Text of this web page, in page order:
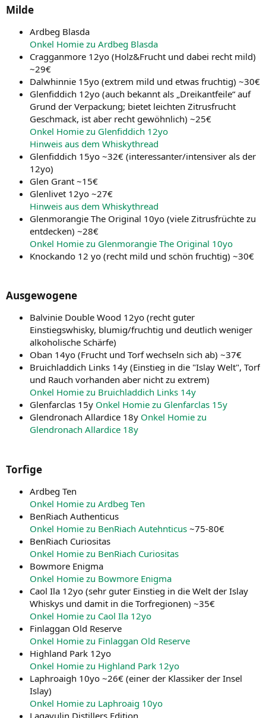
Milde​
Ardbeg Blasda
Onkel Homie zu Ardbeg Blasda
Cragganmore 12yo (Holz&Frucht und dabei recht mild)
~29€
Dalwhinnie 15yo (extrem mild und etwas fruchtig) ~30€
Glenfiddich 12yo (auch bekannt als „Dreikantfeile“ auf
Grund der Verpackung; bietet leichten Zitrusfrucht
Geschmack, ist aber recht gewöhnlich) ~25€
Onkel Homie zu Glenfiddich 12yo
Hinweis aus dem Whiskythread
Glenfiddich 15yo ~32€ (interessanter/intensiver als der
12yo)
Glen Grant ~15€
Glenlivet 12yo ~27€
Hinweis aus dem Whiskythread
Glenmorangie The Original 10yo (viele Zitrusfrüchte zu
entdecken) ~28€
Onkel Homie zu Glenmorangie The Original 10yo
Knockando 12 yo (recht mild und schön fruchtig) ~30€
Ausgewogene​
Balvinie Double Wood 12yo (recht guter
Einstiegswhisky, blumig/fruchtig und deutlich weniger
alkoholische Schärfe)
Oban 14yo (Frucht und Torf wechseln sich ab) ~37€
Bruichladdich Links 14y (Einstieg in die "Islay Welt", Torf
und Rauch vorhanden aber nicht zu extrem)
Onkel Homie zu Bruichladdich Links 14y
Glenfarclas 15y Onkel Homie zu Glenfarclas 15y
Glendronach Allardice 18y Onkel Homie zu
Glendronach Allardice 18y
Torfige​
Ardbeg Ten
Onkel Homie zu Ardbeg Ten
BenRiach Authenticus
Onkel Homie zu BenRiach Autehnticus ~75-80€
BenRiach Curiositas
Onkel Homie zu BenRiach Curiositas
Bowmore Enigma
Onkel Homie zu Bowmore Enigma
Caol Ila 12yo (sehr guter Einstieg in die Welt der Islay
Whiskys und damit in die Torfregionen) ~35€
Onkel Homie zu Caol Ila 12yo
Finlaggan Old Reserve
Onkel Homie zu Finlaggan Old Reserve
Highland Park 12yo
Onkel Homie zu Highland Park 12yo
Laphroaigh 10yo ~26€ (einer der Klassiker der Insel
Islay)
Onkel Homie zu Laphroaig 10yo
Lagavulin Distillers Edition